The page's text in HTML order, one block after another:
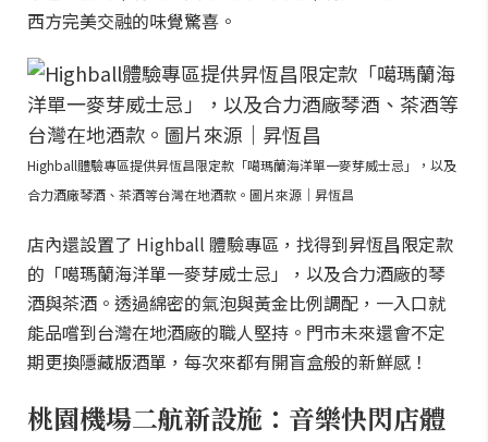
西方完美交融的味覺驚喜。
Highball體驗專區提供昇恆昌限定款「噶瑪蘭海洋單一麥芽威士忌」，以及
合力酒廠琴酒、茶酒等台灣在地酒款。圖片來源｜昇恆昌
店內還設置了 Highball 體驗專區，找得到昇恆昌限定款
的「噶瑪蘭海洋單一麥芽威士忌」，以及合力酒廠的琴
酒與茶酒。透過綿密的氣泡與黃金比例調配，一入口就
能品嚐到台灣在地酒廠的職人堅持。門市未來還會不定
期更換隱藏版酒單，每次來都有開盲盒般的新鮮感！
桃園機場二航新設施：音樂快閃店體